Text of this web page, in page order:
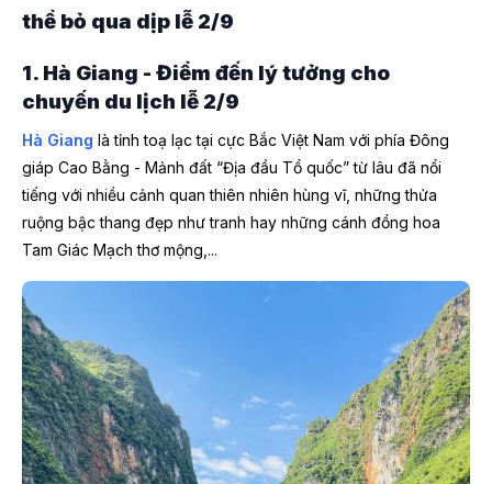
thể bỏ qua dịp lễ 2/9
1. Hà Giang - Điểm đến lý tưởng cho
chuyến du lịch lễ 2/9
Hà Giang là tỉnh toạ lạc tại cực Bắc Việt Nam với phía Đông
giáp Cao Bằng - Mảnh đất “Địa đầu Tổ quốc” từ lâu đã nổi
tiếng với nhiều cảnh quan thiên nhiên hùng vĩ, những thửa
ruộng bậc thang đẹp như tranh hay những cánh đồng hoa
Tam Giác Mạch thơ mộng,...